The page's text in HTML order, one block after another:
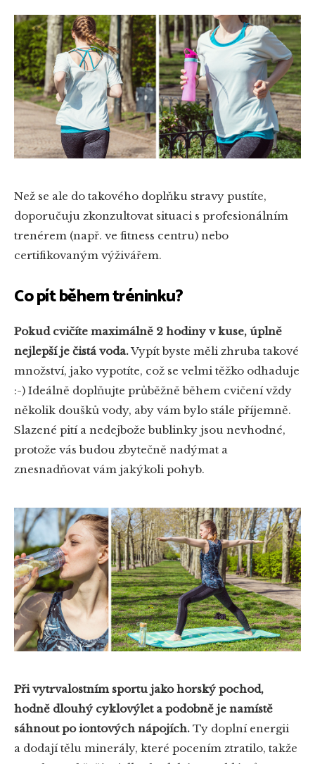
Než se ale do takového doplňku stravy pustíte,
doporučuju zkonzultovat situaci s profesionálním
trenérem (např. ve fitness centru) nebo
certifikovaným výživářem.
Co pít během tréninku?
Pokud cvičíte maximálně 2 hodiny v kuse, úplně
nejlepší je čistá voda.Vypít byste měli zhruba takové
množství, jako vypotíte, což se velmi těžko odhaduje
:-) Ideálně doplňujte průběžně během cvičení vždy
několik doušků vody, aby vám bylo stále příjemně.
Slazené pití a nedejbože bublinky jsou nevhodné,
protože vás budou zbytečně nadýmat a
znesnadňovat vám jakýkoli pohyb.
Při vytrvalostním sportu jako horský pochod,
hodně dlouhý cyklovýlet a podobně je namístě
sáhnout po iontových nápojích. Ty doplní energii
a dodají tělu minerály, které pocením ztratilo, takže